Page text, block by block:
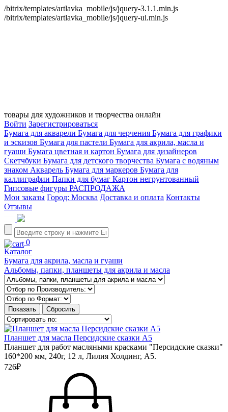
/bitrix/templates/artlavka_mobile/js/jquery-3.1.1.min.js
/bitrix/templates/artlavka_mobile/js/jquery-ui.min.js
товары для художников и творчества онлайн
Войти Зарегистрироваться
Бумага для акварели Бумага для черчения Бумага для графики
и эскизов Бумага для пастели Бумага для акрила, масла и
гуаши Бумага цветная и картон Бумага для дизайнеров
Скетчбуки Бумага для детского творчества Бумага с водяным
знаком Акварель Бумага для маркеров Бумага для
каллиграфии Папки для бумаг Картон негрунтованный
Гипсовые фигуры РАСПРОДАЖА
Мои заказы Город: Москва Доставка и оплата Контакты
Отзывы
0
Каталог
Бумага для акрила, масла и гуаши
Альбомы, папки, планшеты для акрила и масла
Планшет для масла Персидские сказки А5
Планшет для работ масляными красками "Персидские сказки"
160*200 мм, 240г, 12 л, Лилия Холдинг, А5.
726₽